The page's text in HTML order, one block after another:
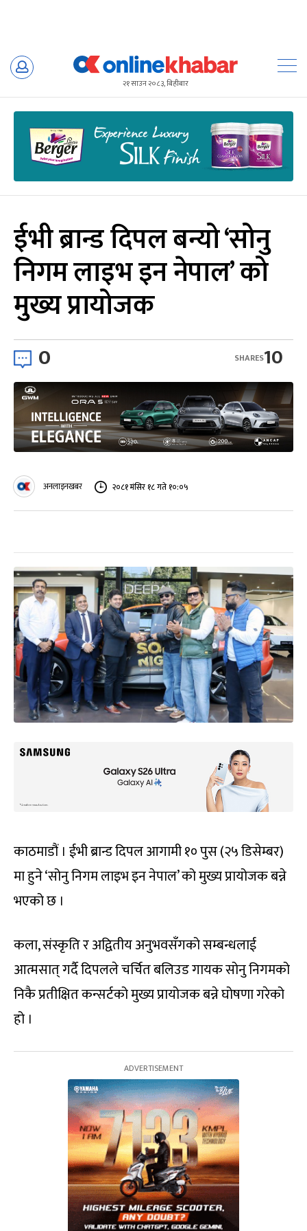
Skip
२१ साउन २०८३, बिहीबार
ईभी ब्रान्ड दिपल बन्यो ‘सोनु
निगम लाइभ इन नेपाल’ को
मुख्य प्रायोजक
0 10
SHARES
अनलाइनखबर २०८१ मंसिर १८ गते १०:०५
काठमाडौं । ईभी ब्रान्ड दिपल आगामी १० पुस (२५ डिसेम्बर)
मा हुने ‘सोनु निगम लाइभ इन नेपाल’ को मुख्य प्रायोजक बन्ने
भएको छ ।
कला, संस्कृति र अद्वितीय अनुभवसँगको सम्बन्धलाई
आत्मसात् गर्दै दिपलले चर्चित बलिउड गायक सोनु निगमको
निकै प्रतीक्षित कन्सर्टको मुख्य प्रायोजक बन्ने घोषणा गरेको
हो ।